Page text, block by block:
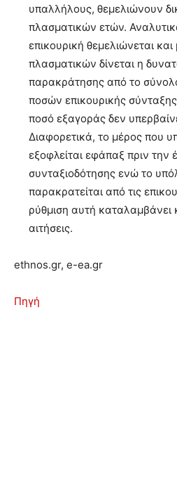
υπαλλήλους, θεμελιώνουν
πλασματικών ετών.
επικουρική θεμελιώνεται
πλασματικών δίνεται η
παρακράτησης από το
ποσών επικουρικής
ποσό εξαγοράς δεν
Διαφορετικά, το μέρος που
εξοφλείται εφάπαξ πριν
συνταξιοδότησης ενώ το
παρακρατείται από τις
ρύθμιση αυτή καταλαμβάνει
αιτήσεις.
ethnos.gr, e-ea.gr
Πηγή